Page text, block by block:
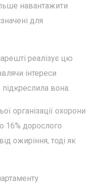
навантажити
для
реалізує цю
інтереси
вона.
організації охорони
16% дорослого
ожиріння, тоді як